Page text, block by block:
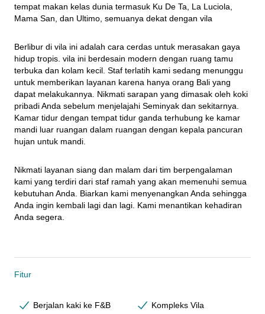
tempat makan kelas dunia termasuk Ku De Ta, La Luciola,
Mama San, dan Ultimo, semuanya dekat dengan vila
Berlibur di vila ini adalah cara cerdas untuk merasakan gaya
hidup tropis. vila ini berdesain modern dengan ruang tamu
terbuka dan kolam kecil. Staf terlatih kami sedang menunggu
untuk memberikan layanan karena hanya orang Bali yang
dapat melakukannya. Nikmati sarapan yang dimasak oleh koki
pribadi Anda sebelum menjelajahi Seminyak dan sekitarnya.
Kamar tidur dengan tempat tidur ganda terhubung ke kamar
mandi luar ruangan dalam ruangan dengan kepala pancuran
hujan untuk mandi.
Nikmati layanan siang dan malam dari tim berpengalaman
kami yang terdiri dari staf ramah yang akan memenuhi semua
kebutuhan Anda. Biarkan kami menyenangkan Anda sehingga
Anda ingin kembali lagi dan lagi. Kami menantikan kehadiran
Anda segera.
Fitur
Berjalan kaki ke F&B Kompleks Vila